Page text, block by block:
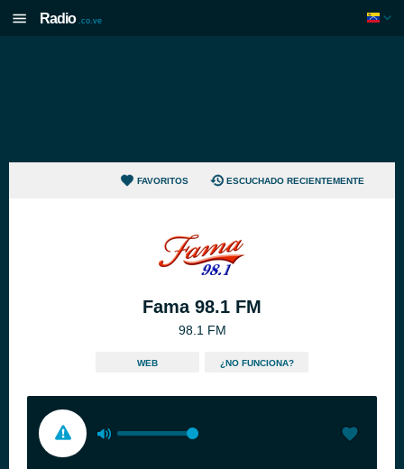
Radio .co.ve
FAVORITOS ESCUCHADO RECIENTEMENTE
Fama 98.1 FM
98.1 FM
WEB ¿NO FUNCIONA?